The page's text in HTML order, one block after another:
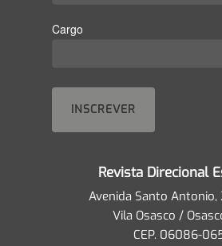
Cargo
Revista Direcional
Avenida Santo
Vila Osasco /
CEP. 06086-